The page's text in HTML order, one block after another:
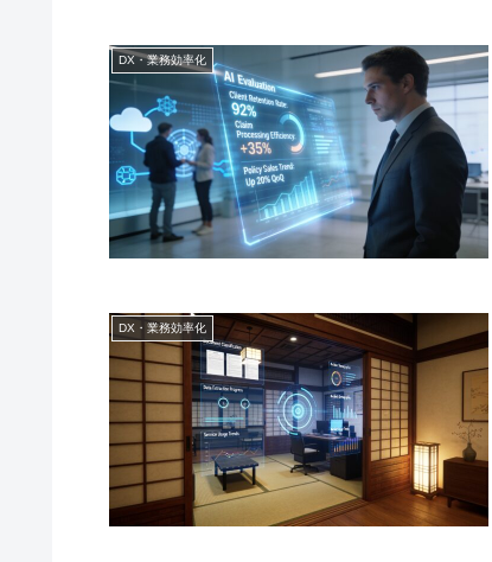
DX・業務効率化
DX・業務効率化